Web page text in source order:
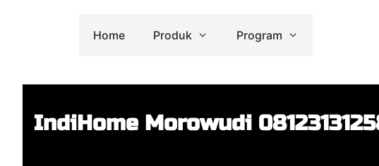
Home Produk Program
IndiHome Morowudi